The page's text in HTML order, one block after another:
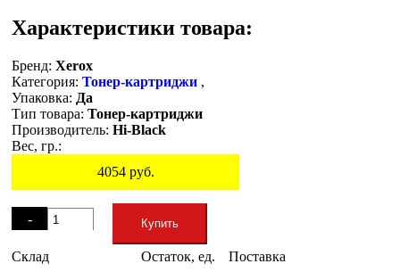
Характеристики товара:
Бренд: Xerox
Категория: Тонер-картриджи ,
Упаковка: Да
Тип товара: Тонер-картриджи
Производитель: Hi-Black
Вес, гр.:
4054руб.
-
+
Купить
Склад Остаток, ед. Поставка